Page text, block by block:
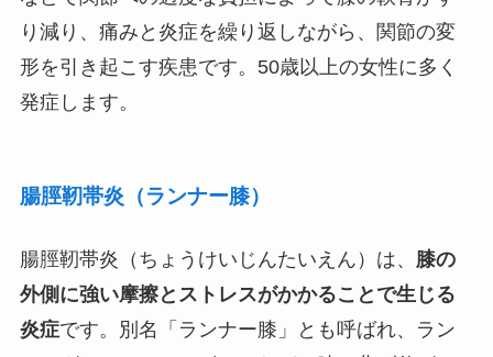
り減り、痛みと炎症を繰り返しながら、関節の変
形を引き起こす疾患です。50歳以上の女性に多く
発症します。
腸脛靭帯炎（ランナー膝）
腸脛靭帯炎（ちょうけいじんたいえん）は、 膝の
外側に強い摩擦とストレスがかかることで生じる
炎症です。別名「ランナー膝」とも呼ばれ、ラン